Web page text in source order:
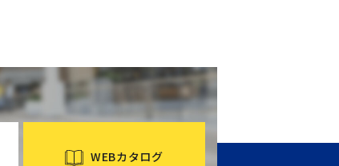
WEBカタログ